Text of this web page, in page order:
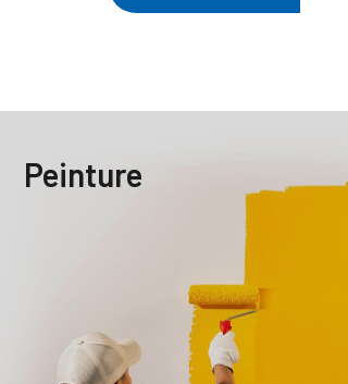
Peinture